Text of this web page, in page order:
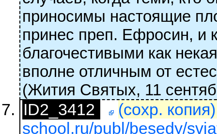
приносимы настоящие
принес преп. Ефросин, и
благочестивыми как
вполне отличным от
(Жития Святых, 11
ID2_3412
(сохр.
school.ru/publ/besedy/